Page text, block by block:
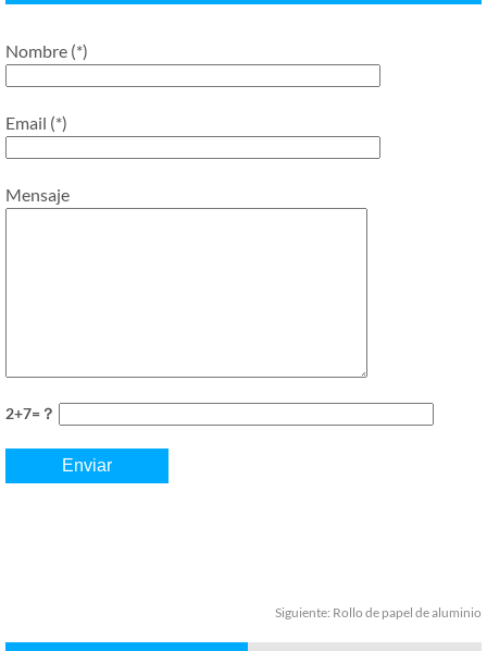
Nombre (*)
Email (*)
Mensaje
2+7=？
Siguiente: Rollo de papel de aluminio